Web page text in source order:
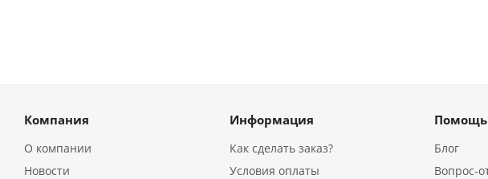
Компания
О компании
Новости
Информация
Как сделать заказ?
Условия оплаты
Помощь
Блог
Вопрос-